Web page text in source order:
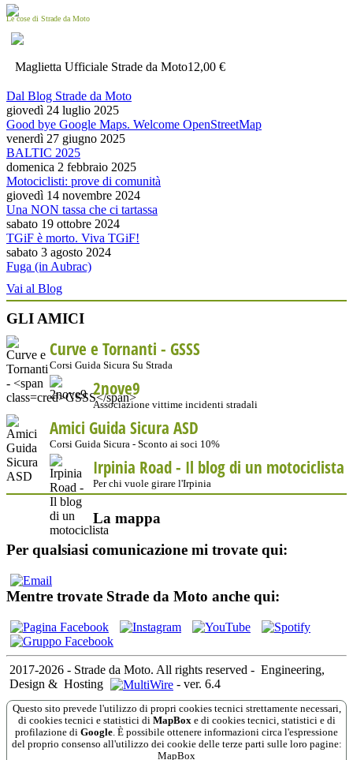
Le cose di Strade da Moto
Maglietta Ufficiale Strade da Moto12,00 €
Dal Blog Strade da Moto
giovedì 24 luglio 2025
Good bye Google Maps. Welcome OpenStreetMap
venerdì 27 giugno 2025
BALTIC 2025
domenica 2 febbraio 2025
Motociclisti: prove di comunità
giovedì 14 novembre 2024
Una NON tassa che ci tartassa
sabato 19 ottobre 2024
TGiF è morto. Viva TGiF!
sabato 3 agosto 2024
Fuga (in Aubrac)
Vai al Blog
GLI AMICI
Curve e Tornanti - GSSS
Corsi Guida Sicura Su Strada
2nove9
Associazione vittime incidenti stradali
Amici Guida Sicura ASD
Corsi Guida Sicura - Sconto ai soci 10%
Irpinia Road - Il blog di un motociclista
Per chi vuole girare l'Irpinia
La mappa
Per qualsiasi comunicazione mi trovate qui:
Mentre trovate Strade da Moto anche qui:
2017-2026 - Strade da Moto. All rights reserved - Engineering,
Design & Hosting - ver. 6.4
Questo sito prevede l'utilizzo di propri cookies tecnici strettamente necessari,
di cookies tecnici e statistici di MapBoxe di cookies tecnici, statistici e di
profilazione di Google. È possibile ottenere informazioni circa l'espressione
del proprio consenso all'utilizzo dei cookie delle terze parti sulle loro pagine:
MapBox